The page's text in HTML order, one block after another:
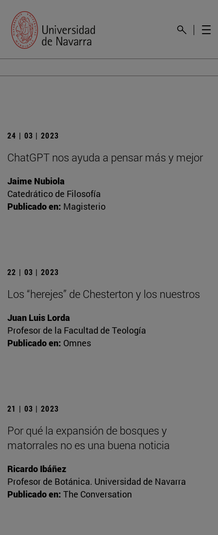
24 | 03 | 2023
ChatGPT nos ayuda a pensar más y mejor
Jaime Nubiola
Catedrático de Filosofía
Publicado en: Magisterio
22 | 03 | 2023
Los “herejes” de Chesterton y los nuestros
Juan Luis Lorda
Profesor de la Facultad de Teología
Publicado en: Omnes
21 | 03 | 2023
Por qué la expansión de bosques y
matorrales no es una buena noticia
Ricardo Ibáñez
Profesor de Botánica. Universidad de Navarra
Publicado en: The Conversation